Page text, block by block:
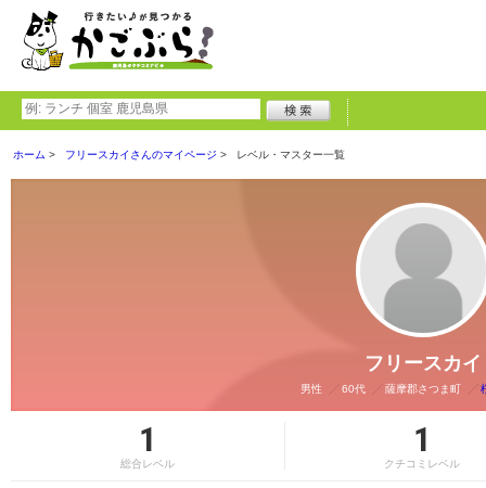
ホーム フリースカイさんのマイページ レベル・マスター一覧
フリースカイ
男性 60代 薩摩郡さつま町
1
総合レベル
1
クチコミレベル